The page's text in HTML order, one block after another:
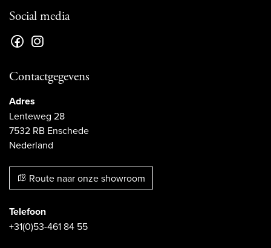
Social media
Contactgegevens
Adres
Lenteweg 28
7532 RB Enschede
Nederland
Route naar onze showroom
Telefoon
+31(0)53-461 84 55